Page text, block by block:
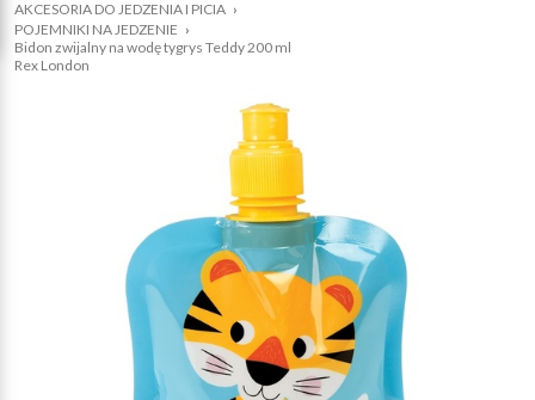
AKCESORIA DO JEDZENIA I PICIA ›
POJEMNIKI NA JEDZENIE ›
Bidon zwijalny na wodę tygrys Teddy 200 ml
Rex London